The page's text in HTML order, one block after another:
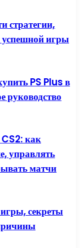
стратегии,
успешной игры
PS Plus в
руководство
как
управлять
матчи
секреты